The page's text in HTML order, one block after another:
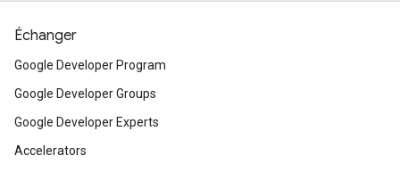
Échanger
Google Developer Program
Google Developer Groups
Google Developer Experts
Accelerators